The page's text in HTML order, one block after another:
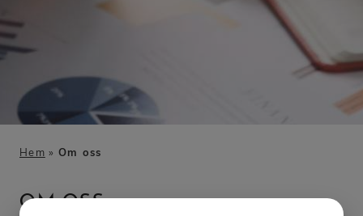
Hem » Om oss
OM OSS